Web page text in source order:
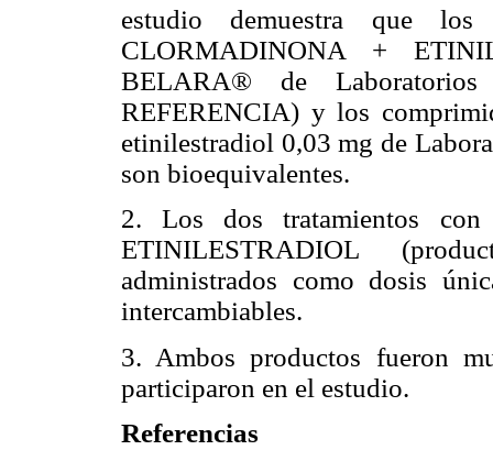
estudio demuestra que
CLORMADINONA +
BELARA® de
REFERENCIA) y los
etinilestradiol 0,03 mg de
son bioequivalentes.
2. Los dos tratamientos
ETINILESTRADIOL
administrados como dosis
intercambiables.
3. Ambos productos fueron
participaron en el estudio.
Referencias